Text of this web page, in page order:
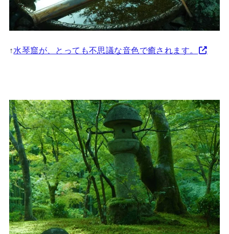
↑水琴窟が、とっても不思議な音色で癒されます。